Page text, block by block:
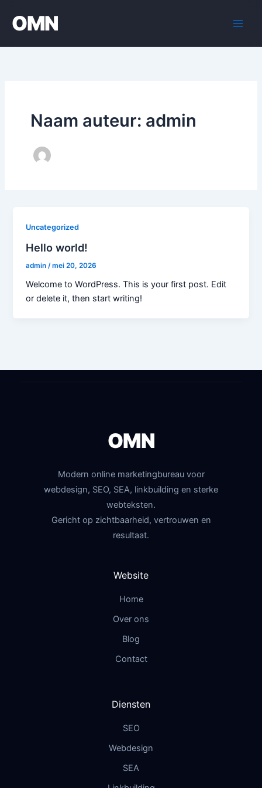
naar
inhoud
OMN
Naam auteur: admin
Uncategorized
Hello world!
admin /mei 20, 2026
Welcome to WordPress. This is your first post. Edit
or delete it, then start writing!
OMN
Modern online marketingbureau voor
webdesign, SEO, SEA, linkbuilding en sterke
webteksten.
Gericht op zichtbaarheid, vertrouwen en
resultaat.
Website
Home
Over ons
Blog
Contact
Diensten
SEO
Webdesign
SEA